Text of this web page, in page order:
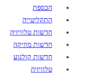
הכספת
התקליטייה
חדשות טלוויזיה
חדשות מוזיקה
חדשות קולנוע
טלוויזיה